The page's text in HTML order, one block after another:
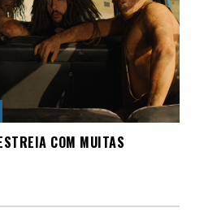
COM MUITAS